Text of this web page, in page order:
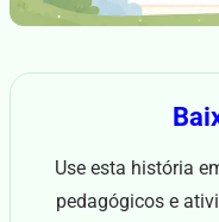
Use esta história
pedagógicos e